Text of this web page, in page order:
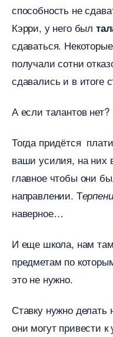
способность не
Кэрри, у него был
сдаваться.
получали сотни
сдавались и в итоге
А если талантов нет?
Тогда придётся
аши усилия, на них
лавное чтобы они
направлении. Т
наверное
И еще школа, нам
предметам по
это не нужно.
Ставку нужно
они могут привести